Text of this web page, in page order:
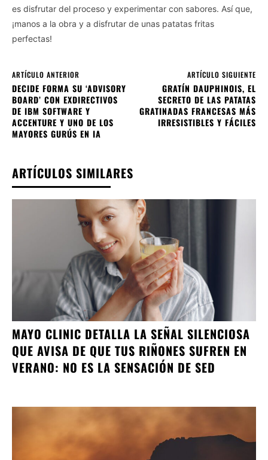
es disfrutar del proceso y experimentar con sabores. Así que,
¡manos a la obra y a disfrutar de unas patatas fritas
perfectas!
ARTÍCULO ANTERIOR
DECIDE FORMA SU ‘ADVISORY
BOARD’ CON EXDIRECTIVOS
DE IBM SOFTWARE Y
ACCENTURE Y UNO DE LOS
MAYORES GURÚS EN IA
ARTÍCULO SIGUIENTE
GRATÍN DAUPHINOIS, EL
SECRETO DE LAS PATATAS
GRATINADAS FRANCESAS MÁS
IRRESISTIBLES Y FÁCILES
ARTÍCULOS SIMILARES
MAYO CLINIC DETALLA LA SEÑAL SILENCIOSA
QUE AVISA DE QUE TUS RIÑONES SUFREN EN
VERANO: NO ES LA SENSACIÓN DE SED